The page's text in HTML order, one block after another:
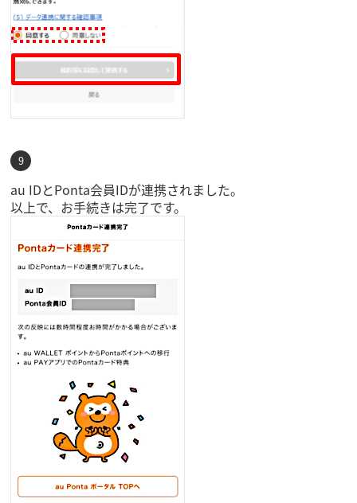
au IDとPonta会員IDが連携されました。
以上で、お手続きは完了です。